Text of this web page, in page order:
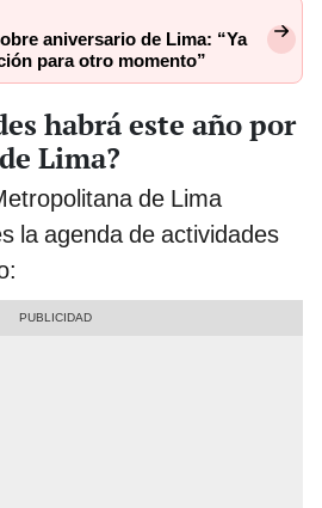
aniversario de Lima: “Ya
para otro momento”
habrá este año por
Lima?
de Lima
la agenda de actividades